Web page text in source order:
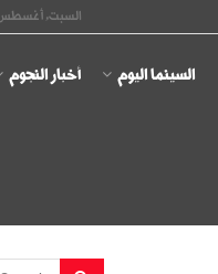
السبت, أغسطس 8,
السينما اليوم أخبار النجوم